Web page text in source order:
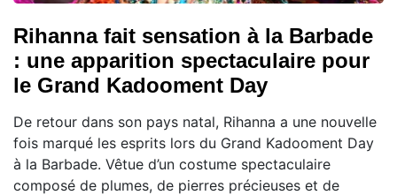
Rihanna fait sensation à la Barbade
: une apparition spectaculaire pour
le Grand Kadooment Day
De retour dans son pays natal, Rihanna a une nouvelle
fois marqué les esprits lors du Grand Kadooment Day
à la Barbade. Vêtue d’un costume spectaculaire
composé de plumes, de pierres précieuses et de